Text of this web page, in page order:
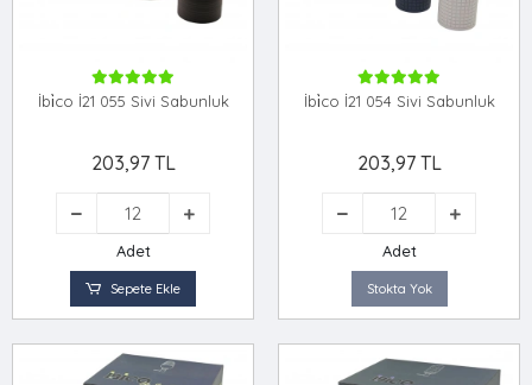
İbi̇co İ21 055 Sivi Sabunluk
203,97 TL
Adet
Sepete Ekle
İbi̇co İ21 054 Sivi Sabunluk
203,97 TL
Adet
Stokta Yok